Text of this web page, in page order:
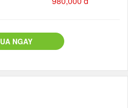
MUA NGAY